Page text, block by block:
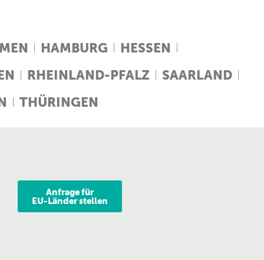
HAMBURG
HESSEN
RHEINLAND-PFALZ
SAARLAND
THÜRINGEN
Anfrage für
EU-Länder stellen